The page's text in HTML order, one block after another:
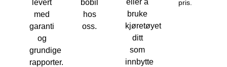
levert
med
garanti
og
grundige
rapporter.
bobil
hos
oss.
bruke
kjøretøyet
ditt
som
innbytte
pris.